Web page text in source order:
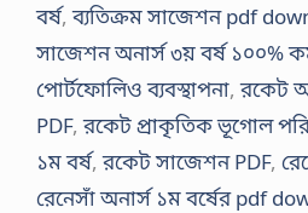
বর্ষ,ব্যতিক্রম সাজেশন pdf
সাজেশন অনার্স ৩য় বর্ষ ১০০%
পোর্টফোলিও ব্যবস্থাপনা,রকেট
PDF,রকেট প্রাকৃতিক ভূগোল
১ম বর্ষ,রকেট সাজেশন PDF,
রেনেসাঁ অনার্স ১ম বর্ষের pdf